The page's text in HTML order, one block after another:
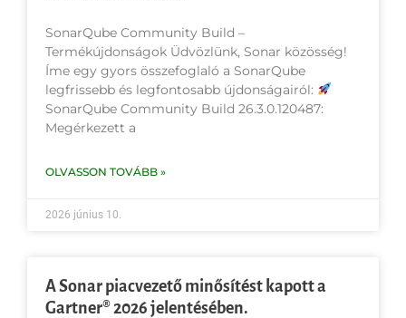
SonarQube Community Build –
Termékújdonságok Üdvözlünk, Sonar közösség!
Íme egy gyors összefoglaló a SonarQube
legfrissebb és legfontosabb újdonságairól:
SonarQube Community Build 26.3.0.120487:
Megérkezett a
OLVASSON TOVÁBB »
2026 június 10.
A Sonar piacvezető minősítést kapott a
Gartner® 2026 jelentésében.